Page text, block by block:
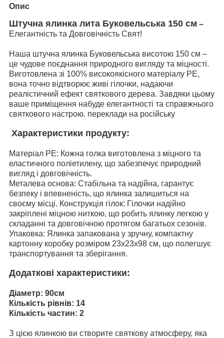
Опис
Штучна ялинка лита Буковельська 150 см –
Елегантність та Довговічність Свят!
Наша штучна ялинка Буковельська висотою 150 см –
це чудове поєднання природного вигляду та міцності.
Виготовлена зі 100% високоякісного матеріалу PE,
вона точно відтворює живі гілочки, надаючи
реалістичний ефект святкового дерева. Завдяки цьому
ваше приміщення набуде елегантності та справжнього
святкового настрою. переклади на російську
Характеристики продукту:
Матеріал PE: Кожна голка виготовлена з міцного та
еластичного поліетилену, що забезпечує природний
вигляд і довговічність.
Металева основа: Стабільна та надійна, гарантує
безпеку і впевненість, що ялинка залишиться на
своєму місці. Конструкція гілок: Гілочки надійно
закріплені міцною ниткою, що робить ялинку легкою у
складанні та довговічною протягом багатьох сезонів.
Упаковка: Ялинка запакована у зручну, компактну
картонну коробку розміром 23x23x98 см, що полегшує
транспортування та зберігання.
Додаткові характеристики:
Діаметр: 90см
Кількість рівнів: 14
Кількість частин: 2
З цією ялинкою ви створите святкову атмосферу, яка